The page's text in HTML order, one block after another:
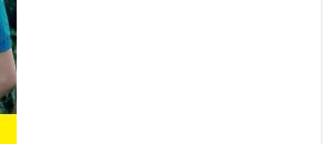
минут
УЛСТАЙ
АЖИЛЛАГААГ